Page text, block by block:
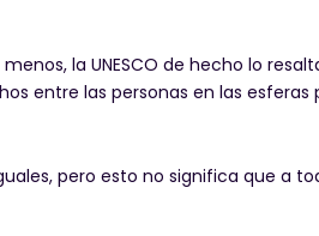
la UNESCO de hecho lo
entre las personas en las
pero esto no significa que a